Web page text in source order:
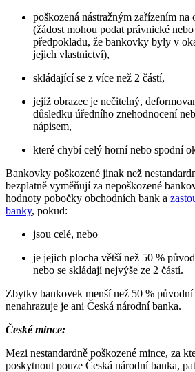
poškozená nástražným zařízením na
(žádost mohou podat právnické
předpokladu, že bankovky byly v
jejich vlastnictví),
skládající se z více než 2 částí,
jejíž obrazec je nečitelný,
důsledku úředního znehodnocení
nápisem,
které chybí celý horní nebo spodní
Bankovky poškozené jinak než
bezplatně vyměňují za nepoškozené
hodnoty pobočky obchodních bank a
banky, pokud:
jsou celé, nebo
je jejich plocha větší než 50 %
nebo se skládají nejvýše ze 2 částí.
Zbytky bankovek menší než 50 %
nenahrazuje je ani Česká národní banka.
České mince:
Mezi nestandardně poškozené mince, za
poskytnout pouze Česká národní banka,